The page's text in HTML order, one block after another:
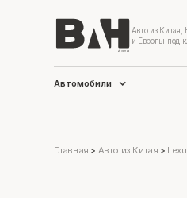
Авто из Китая,
и Европы под
Автомобили
Главная > Авто из Китая >